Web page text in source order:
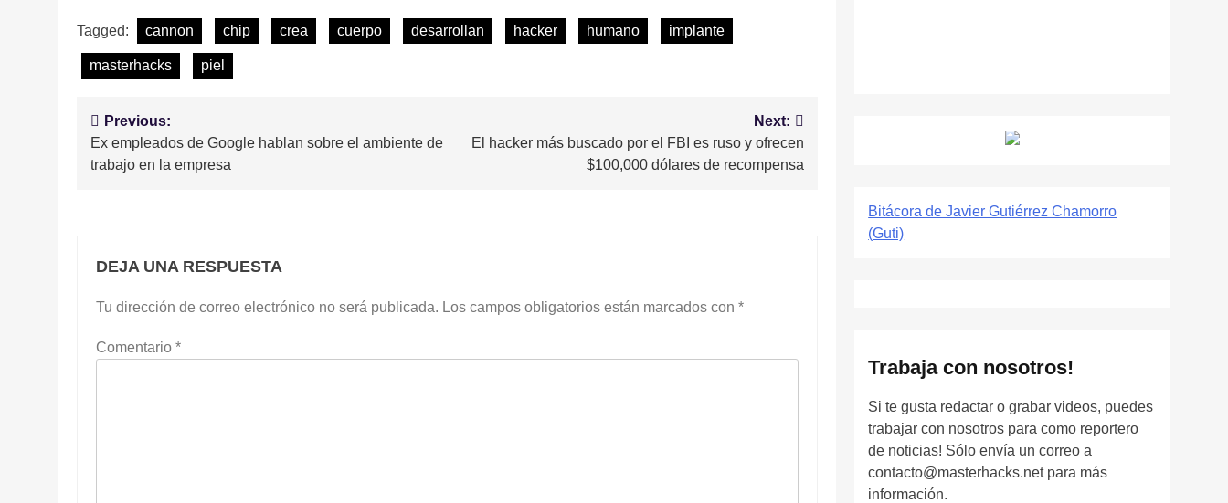
Tagged: cannon chip crea cuerpo desarrollan hacker humano implante
masterhacks piel
Navegación
de
Previous:
Ex empleados de Google hablan sobre el ambiente de
trabajo en la empresa
Next:
El hacker más buscado por el FBI es ruso y ofrecen
$100,000 dólares de recompensa
DEJA UNA RESPUESTA
Tu dirección de correo electrónico no será publicada. Los campos obligatorios están marcados con *
Comentario *
Bitácora de Javier Gutiérrez Chamorro
(Guti)
Trabaja con nosotros!
Si te gusta redactar o grabar videos, puedes
trabajar con nosotros para como reportero
de noticias! Sólo envía un correo a
contacto@masterhacks.net para más
información.